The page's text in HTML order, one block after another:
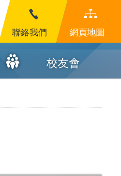
聯絡我們 網頁地圖
校友會